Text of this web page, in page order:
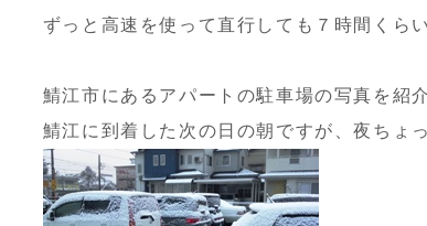
ずっと高速を使って直行しても７時間くら
鯖江市にあるアパートの駐車場の写真を紹
鯖江に到着した次の日の朝ですが、夜ちょ